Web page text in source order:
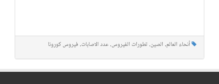
أنحاء العالم, الصين, تطورات الفيروس, عدد الاصابات, فيروس كورونا